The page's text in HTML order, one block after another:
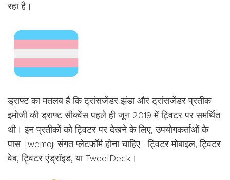
रहा है।
ड्राफ्ट का मतलब है कि ट्रांसजेंडर झंडा और ट्रांसजेंडर प्रतीक
इमोजी की ड्राफ्ट सीक्वेंस पहले ही जून 2019 में ट्विटर पर समर्थित
थी। इन प्रतीकों को ट्विटर पर देखने के लिए, उपयोगकर्ताओं के
पास Twemoji-संगत प्लेटफ़ॉर्म होना चाहिए—ट्विटर मोबाइल, ट्विटर
वेब, ट्विटर एंड्रॉइड, या TweetDeck।